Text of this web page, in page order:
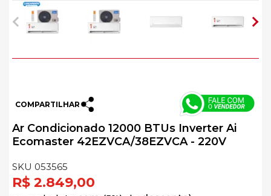
COMPARTILHAR
Ar Condicionado 12000 BTUs Inverter Ai
Ecomaster 42EZVCA/38EZVCA - 220V
SKU 053565
R$ 2.849,00